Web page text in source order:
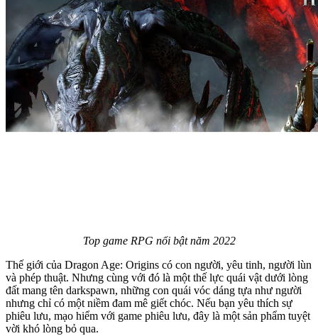
Top game RPG nổi bật năm 2022
Thế giới của Dragon Age: Origins có con người, yêu tinh, người lùn
và phép thuật. Nhưng cùng với đó là một thế lực quái vật dưới lòng
đất mang tên darkspawn, những con quái vóc dáng tựa như người
nhưng chỉ có một niềm đam mê giết chóc. Nếu bạn yêu thích sự
phiêu lưu, mạo hiểm với game phiêu lưu, đây là một sản phẩm tuyệt
vời khó lòng bỏ qua.